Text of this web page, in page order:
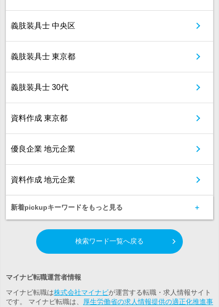
義肢装具士 中央区
義肢装具士 東京都
義肢装具士 30代
資料作成 東京都
優良企業 地元企業
資料作成 地元企業
新着pickupキーワードをもっと見る
検索ワード一覧へ戻る
マイナビ転職運営者情報
マイナビ転職は株式会社マイナビが運営する転職・求人情報サイト
です。 マイナビ転職は、
厚生労働省の求人情報提供の適正化推進事